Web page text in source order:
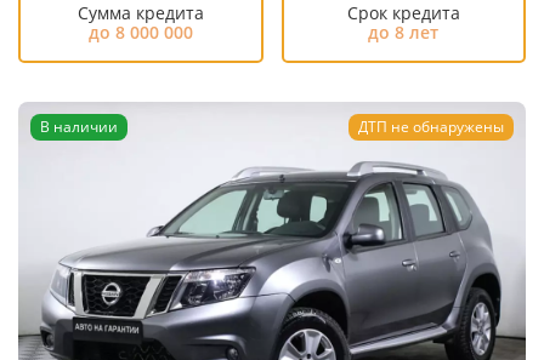
Сумма кредита
до 8 000 000
Срок кредита
до 8 лет
В наличии ДТП не обнаружены